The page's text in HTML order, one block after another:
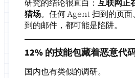
研究的结论很直白：互联网正
猎场。任何 Agent 扫到的页
到的邮件，都可能是陷阱。
12% 的技能包藏着恶意代
国内也有类似的调研。